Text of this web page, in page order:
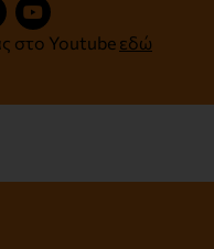
στο Youtube εδώ